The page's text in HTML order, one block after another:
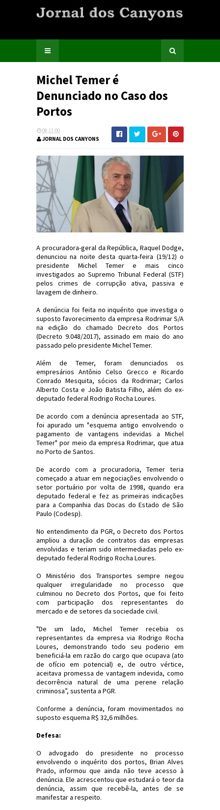
Michel Temer é
Denunciado no Caso dos
Portos
08:11:00
JORNAL DOS CANYONS
A procuradora-geral da República, Raquel Dodge,
denunciou na noite desta quarta-feira (19/12) o
presidente Michel Temer e mais cinco
investigados ao Supremo Tribunal Federal (STF)
pelos crimes de corrupção ativa, passiva e
lavagem de dinheiro.
A denúncia foi feita no inquérito que investiga o
suposto favorecimento da empresa Rodrimar S/A
na edição do chamado Decreto dos Portos
(Decreto 9.048/2017), assinado em maio do ano
passado pelo presidente Michel Temer.
Além de Temer, foram denunciados os
empresários Antônio Celso Grecco e Ricardo
Conrado Mesquita, sócios da Rodrimar; Carlos
Alberto Costa e João Batista Filho, além do ex-
deputado federal Rodrigo Rocha Loures.
De acordo com a denúncia apresentada ao STF,
foi apurado um "esquema antigo envolvendo o
pagamento de vantagens indevidas a Michel
Temer" por meio da empresa Rodrimar, que atua
no Porto de Santos.
De acordo com a procuradoria, Temer teria
começado a atuar em negociações envolvendo o
setor portuário por volta de 1998, quando era
deputado federal e fez as primeiras indicações
para a Companhia das Docas do Estado de São
Paulo (Codesp).
No entendimento da PGR, o Decreto dos Portos
ampliou a duração de contratos das empresas
envolvidas e teriam sido intermediadas pelo ex-
deputado federal Rodrigo Rocha Loures.
O Ministério dos Transportes sempre negou
qualquer irregularidade no processo que
culminou no Decreto dos Portos, que foi feito
com participação dos representantes do
mercado e de setores da sociedade civil.
"De um lado, Michel Temer recebia os
representantes da empresa via Rodrigo Rocha
Loures, demonstrando todo seu poderio em
beneficiá-la em razão do cargo que ocupava (ato
de ofício em potencial) e, de outro vértice,
aceitava promessa de vantagem indevida, como
decorrência natural de uma perene relação
criminosa”, sustenta a PGR.
Conforme a denúncia, foram movimentados no
suposto esquema R$ 32,6 milhões.
Defesa:
O advogado do presidente no processo
envolvendo o inquérito dos portos, Brian Alves
Prado, informou que ainda não teve acesso à
denúncia. Ele acrescentou que estudará o teor da
denúncia, assim que recebê-la, antes de se
manifestar a respeito.